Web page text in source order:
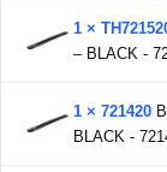
1 ×
– BLACK -
1 × 721420
BLACK -